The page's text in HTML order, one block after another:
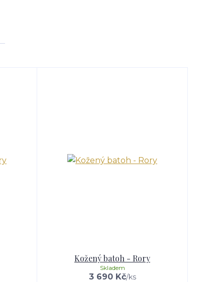
Kožený batoh - Rory
3 690 Kč/ks
Skladem